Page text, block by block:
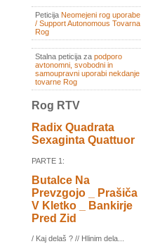
Peticija Neomejeni rog uporabe
/ Support Autonomous Tovarna
Rog
Stalna peticija za podporo
avtonomni, svobodni in
samoupravni uporabi nekdanje
tovarne Rog
Rog RTV
Radix Quadrata
Sexaginta Quattuor
PARTE 1:
Butalce Na
Prevzgojo _ Prašiča
V Kletko _ Bankirje
Pred Zid
/ Kaj delaš ? // Hlinim dela...